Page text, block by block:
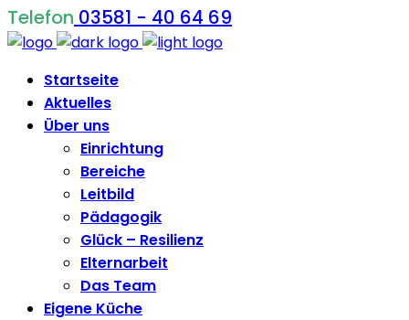
Telefon 03581 - 40 64 69
Startseite
Aktuelles
Über uns
Einrichtung
Bereiche
Leitbild
Pädagogik
Glück – Resilienz
Elternarbeit
Das Team
Eigene Küche